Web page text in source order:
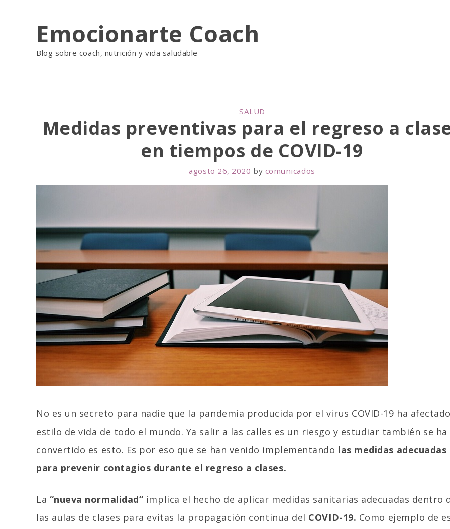
Emocionarte Coach
Blog sobre coach, nutrición y vida saludable
C
G
R
I
SALUD
Medidas preventivas para el regreso a
en tiempos de COVID-19
agosto 26, 2020 by comunicados
No es un secreto para nadie que la pandemia producida por el virus COVID-19 ha
estilo de vida de todo el mundo. Ya salir a las calles es un riesgo y estudiar también se ha
convertido es esto. Es por eso que se han venido implementando las medidas adecuadas
para prevenir contagios durante el regreso a clases.
La “nueva normalidad” implica el hecho de aplicar medidas sanitarias adecuadas dentro
las aulas de clases para evitas la propagación continua del COVID-19. Como ejemplo de